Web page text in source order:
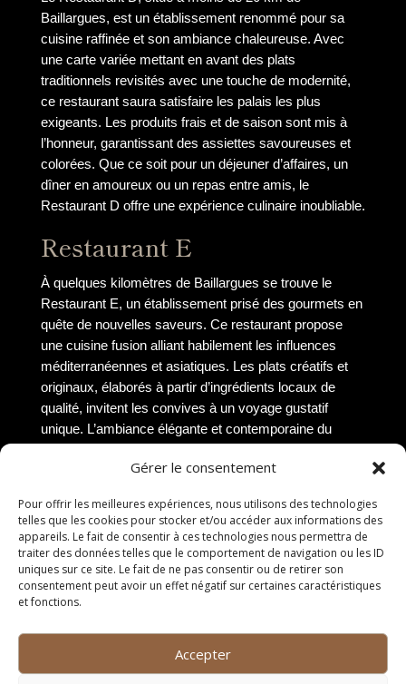
Gérer le consentement
Pour offrir les meilleures expériences, nous utilisons des technologies
telles que les cookies pour stocker et/ou accéder aux informations des
appareils. Le fait de consentir à ces technologies nous permettra de
traiter des données telles que le comportement de navigation ou les ID
uniques sur ce site. Le fait de ne pas consentir ou de retirer son
consentement peut avoir un effet négatif sur certaines caractéristiques
et fonctions.
Accepter
Baillargues, est un établissement renommé pour sa
cuisine raffinée et son ambiance chaleureuse. Avec
une carte variée mettant en avant des plats
traditionnels revisités avec une touche de modernité,
ce restaurant saura satisfaire les palais les plus
exigeants. Les produits frais et de saison sont mis à
l’honneur, garantissant des assiettes savoureuses et
colorées. Que ce soit pour un déjeuner d’affaires, un
dîner en amoureux ou un repas entre amis, le
Restaurant D offre une expérience culinaire inoubliable.
Restaurant E
À quelques kilomètres de Baillargues se trouve le
Restaurant E, un établissement prisé des gourmets en
quête de nouvelles saveurs. Ce restaurant propose
une cuisine fusion alliant habilement les influences
méditerranéennes et asiatiques. Les plats créatifs et
originaux, élaborés à partir d’ingrédients locaux de
qualité, invitent les convives à un voyage gustatif
unique. L’ambiance élégante et contemporaine du
d’exception. Que ce soit pour découvrir de nouvelles
restaurant saura combler toutes les attentes.
Restaurant F
Dans un cadre pittoresque à moins de 20 km de
Baillargues se trouve le Restaurant F, une adresse
incontournable pour les amateurs de gastronomie
authentique. Ce restaurant propose une cuisine du
terroir mettant en avant les produits locaux et les